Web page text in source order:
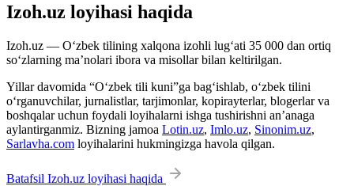
Izoh.uz loyihasi haqida
Izoh.uz — O‘zbek tilining xalqona izohli lug‘ati 35 000 dan ortiq
so‘zlarning ma’nolari ibora va misollar bilan keltirilgan.
Yillar davomida “O‘zbek tili kuni”ga bag‘ishlab, o‘zbek tilini
o‘rganuvchilar, jurnalistlar, tarjimonlar, kopirayterlar, blogerlar va
boshqalar uchun foydali loyihalarni ishga tushirishni an’anaga
aylantirganmiz. Bizning jamoa Lotin.uz, Imlo.uz, Sinonim.uz,
Sarlavha.com loyihalarini hukmingizga havola qilgan.
Batafsil Izoh.uz loyihasi haqida